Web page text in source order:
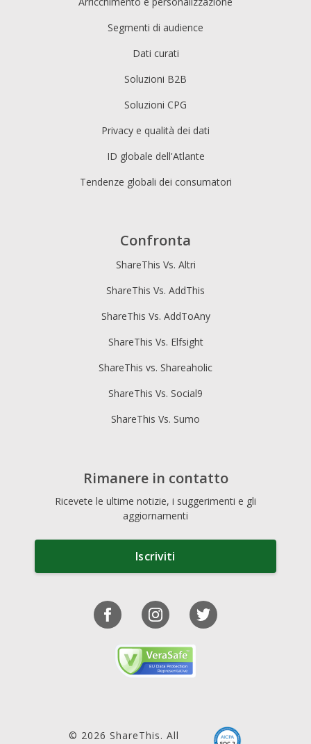
Segmenti di audience
Dati curati
Soluzioni B2B
Soluzioni CPG
Privacy e qualità dei dati
ID globale dell'Atlante
Tendenze globali dei consumatori
Confronta
ShareThis Vs. Altri
ShareThis Vs. AddThis
ShareThis Vs. AddToAny
ShareThis Vs. Elfsight
ShareThis vs. Shareaholic
ShareThis Vs. Social9
ShareThis Vs. Sumo
Rimanere in contatto
Ricevete le ultime notizie, i suggerimenti e gli
aggiornamenti
Iscriviti
© 2026 ShareThis. All